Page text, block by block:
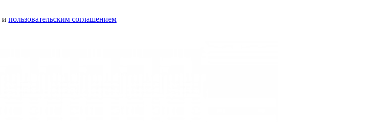
и пользовательским соглашением